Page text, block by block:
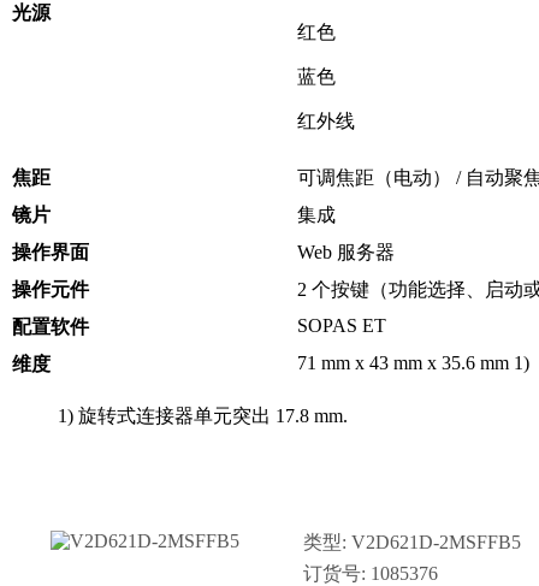
光源
红色
蓝色
红外线
焦距
可调焦距（电动） / 自动聚
镜片
集成
操作界面
Web 服务器
操作元件
2 个按键（功能选择、启动
配置软件
SOPAS ET
维度
71 mm x 43 mm x 35.6 mm 1)
1) 旋转式连接器单元突出 17.8 mm.
类型: V2D621D-2MSFFB5
订货号: 1085376